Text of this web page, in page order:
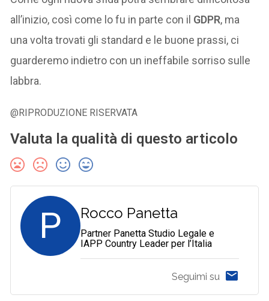
all’inizio, così come lo fu in parte con il GDPR, ma
una volta trovati gli standard e le buone prassi, ci
guarderemo indietro con un ineffabile sorriso sulle
labbra.
@RIPRODUZIONE RISERVATA
Valuta la qualità di questo articolo
P Rocco Panetta
Partner Panetta Studio Legale e
IAPP Country Leader per l’Italia
Seguimi su